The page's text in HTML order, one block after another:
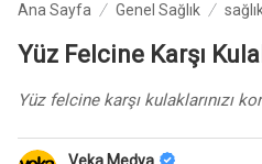
Ana Sayfa Genel Sağlık
Yüz Felcine Karşı
Yüz felcine karşı kulaklarınızı